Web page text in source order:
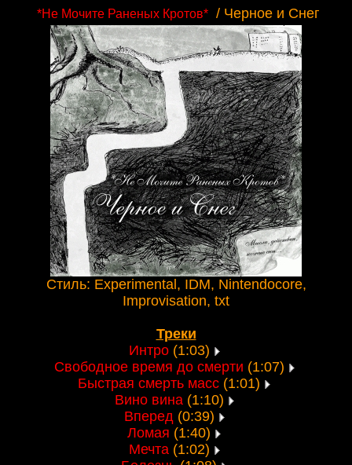
*Не Мочите Раненых Кротов* / Черное и Снег
Стиль: Experimental, IDM, Nintendocore,
Improvisation, txt
Треки
Интро(1:03)
Свободное время до смерти (1:07)
Быстрая смерть масс (1:01)
Вино вина(1:10)
Вперед(0:39)
Ломая (1:40)
Мечта(1:02)